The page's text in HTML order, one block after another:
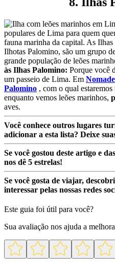
populares de Lima para quem
fauna marinha da capital. As
Ilhotas Palomino, são um grupo
grande população de leões
às Ilhas Palomino: Porque você
um passeio de Lima. Em
Palomino , com o qual
enquanto vemos leões marinhos,
aves.
Você conhece outros lugares
adicionar a esta lista? Deixe
Se você gostou deste artigo e
nos dê 5 estrelas!
Se você gosta de viajar,
interessar pelas nossas redes
Este guia foi útil para você?
Sua avaliação nos ajuda a